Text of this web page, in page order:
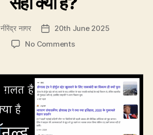
नीरेंद्र नागर
Post20th June 2025
No Commentson
लिखना
क्यों
ग़लत
है?
सही